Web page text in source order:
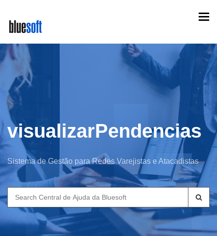
main
content
visualizarPendencias
Sistema de Gestão para Redes Varejistas e Atacadistas
Search
for: